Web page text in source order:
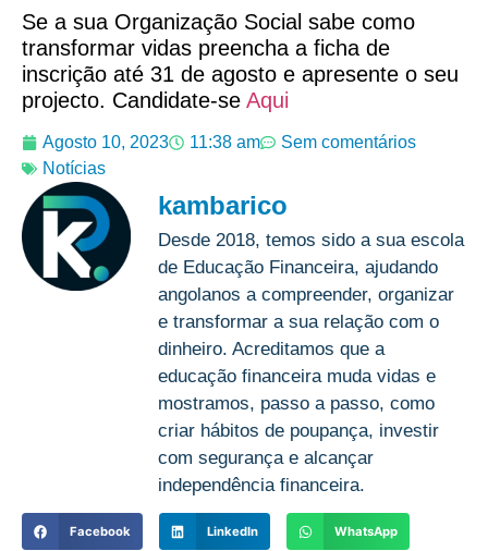
Se a sua Organização Social sabe como
transformar vidas preencha a ficha de
inscrição até 31 de agosto e apresente o seu
projecto. Candidate-se Aqui
Agosto 10, 2023 11:38 am
Sem comentários
Notícias
kambarico
Desde 2018, temos sido a sua escola
de Educação Financeira, ajudando
angolanos a compreender, organizar
e transformar a sua relação com o
dinheiro. Acreditamos que a
educação financeira muda vidas e
mostramos, passo a passo, como
criar hábitos de poupança, investir
com segurança e alcançar
independência financeira.
Facebook LinkedIn WhatsApp